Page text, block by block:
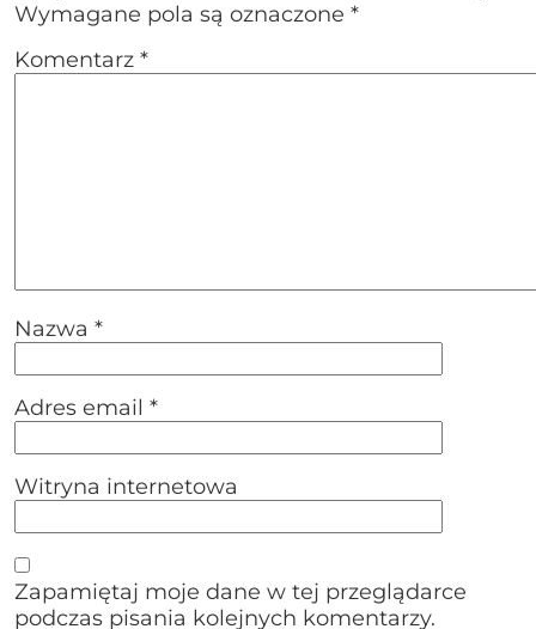
Wymagane pola są oznaczone *
Komentarz *
Nazwa *
Adres email *
Witryna internetowa
Zapamiętaj moje dane w tej przeglądarce
podczas pisania kolejnych komentarzy.